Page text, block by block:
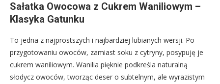
Sałatka Owocowa z Cukrem Waniliowym –
Klasyka Gatunku
To jedna z najprostszych i najbardziej lubianych wersji. Po
przygotowaniu owoców, zamiast soku z cytryny, posypuję je
cukrem waniliowym. Wanilia pięknie podkreśla naturalną
słodycz owoców, tworząc deser o subtelnym, ale wyrazistym